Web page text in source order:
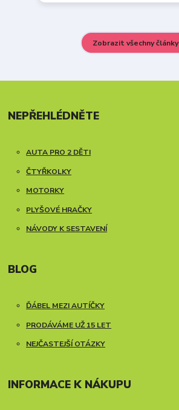
Zobrazit všechny články
NEPŘEHLÉDNĚTE
AUTA PRO 2 DĚTI
ČTYŘKOLKY
MOTORKY
PLYŠOVÉ HRAČKY
NÁVODY K SESTAVENÍ
BLOG
ĎÁBEL MEZI AUTÍČKY
PRODÁVÁME UŽ 15 LET
NEJČASTEJŠÍ OTÁZKY
INFORMACE K NÁKUPU